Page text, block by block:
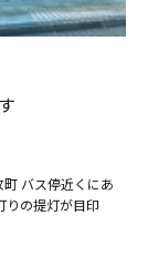
バス停近くにあ
りの提灯が目印